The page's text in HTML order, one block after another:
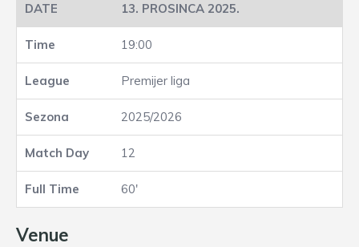
13. PROSINCA 2025.
19:00
Premijer liga
2025/2026
12
60'
Venue